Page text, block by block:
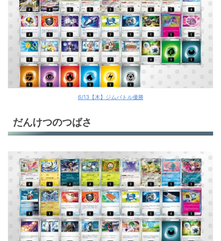
6/13【木】ジムバトル優勝
だんけつのつばさ